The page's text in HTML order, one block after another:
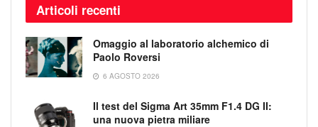
Articoli recenti
Omaggio al laboratorio alchemico di
Paolo Roversi
6 AGOSTO 2026
Il test del Sigma Art 35mm F1.4 DG II:
una nuova pietra miliare